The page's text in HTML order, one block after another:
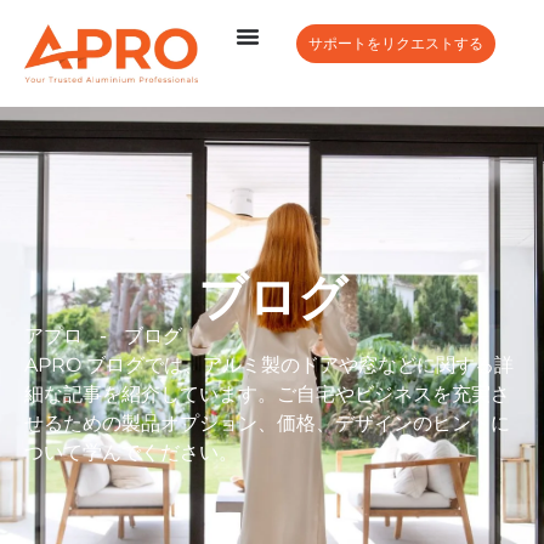
サポートをリクエストする
ブログ
アプロ -
ブログ
APRO ブログでは、アルミ製のドアや窓などに関する詳
細な記事を紹介しています。ご自宅やビジネスを充実さ
せるための製品オプション、価格、デザインのヒントに
ついて学んでください。